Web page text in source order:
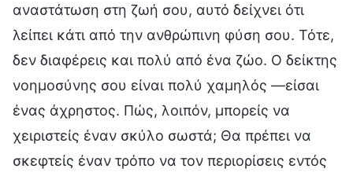
αναστάτωση στη ζωή σου, αυτό δείχνει ότι
λείπει κάτι από την ανθρώπινη φύση σου. Τότε,
δεν διαφέρεις και πολύ από ένα ζώο. Ο δείκτης
νοημοσύνης σου είναι πολύ χαμηλός —είσαι
ένας άχρηστος. Πώς, λοιπόν, μπορείς να
χειριστείς έναν σκύλο σωστά; Θα πρέπει να
σκεφτείς έναν τρόπο να τον περιορίσεις εντός